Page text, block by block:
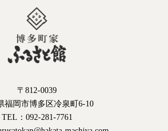
〒812-0039
福岡市博多区冷泉町6-10
TEL：092-281-7761